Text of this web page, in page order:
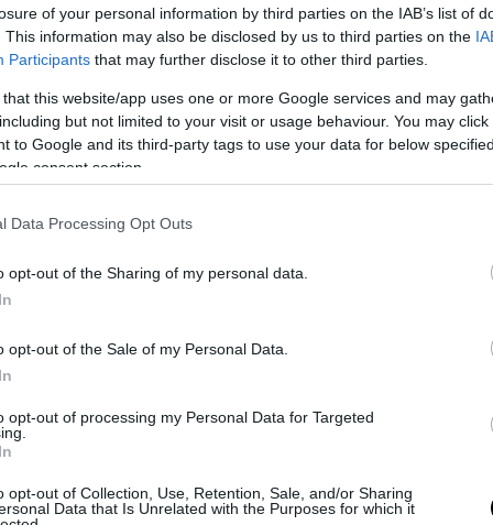
of your personal information by third parties on the IAB’s list of
This information may also be disclosed by us to third parties on the
Participants that may further disclose it to other third parties.
that this website/app uses one or more Google services and may
but not limited to your visit or usage behaviour. You may
to Google and its third-party tags to use your data for below
consent section.
Data Processing Opt Outs
opt-out of the Sharing of my personal data.
opt-out of the Sale of my Personal Data.
opt-out of processing my Personal Data for Targeted
opt-out of Collection, Use, Retention, Sale, and/or Sharing
Data that Is Unrelated with the Purposes for which it
ben studiata può fare la differenza nel rafforzare l’identità
riconoscibile. La chiave di una buona insegna è nel
e l’estetica del marchio, risultando coerente e accattivante
progettata non solo comunica un messaggio, ma contribuisce a
per i cittadini. Questo tipo di insegna è particolarmente indicato
dalla concorrenza, grazie alla possibilità di personalizzare la
In questo modo, l’insegna non è solo uno strumento di marketing,
a bandiera migliorano l’esperienza dei
non sono semplici accessori di design: svolgono una
dei passanti. La loro visibilità a distanza e
all’interno di vetrine o insegne piatte. Questo rende
piacevole e immediata. In molte città, l’utilizzo strategico di
un flusso naturale di movimento, guidando le persone verso
Pensiamo, ad esempio, a una zona turistica con diverse